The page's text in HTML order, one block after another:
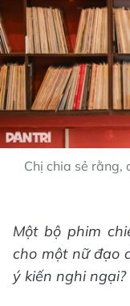
Chị chia sẻ rằng,
Một bộ phim
cho một nữ đạo
ý kiến nghi ngại?